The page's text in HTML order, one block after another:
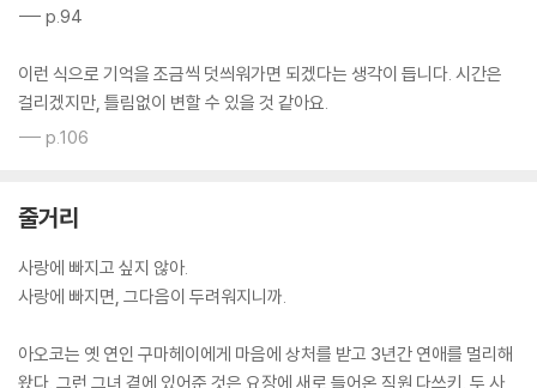
--- p.94
이런 식으로 기억을 조금씩 덧씌워가면 되겠다는 생각이 듭니다. 시간은
걸리겠지만, 틀림없이 변할 수 있을 것 같아요.
--- p.106
줄거리
사랑에 빠지고 싶지 않아.
사랑에 빠지면, 그다음이 두려워지니까.
아오코는 옛 연인 구마헤이에게 마음에 상처를 받고 3년간 연애를 멀리해
왔다. 그런 그녀 곁에 있어준 것은 요장에 새로 들어온 직원 다쓰키. 두 사